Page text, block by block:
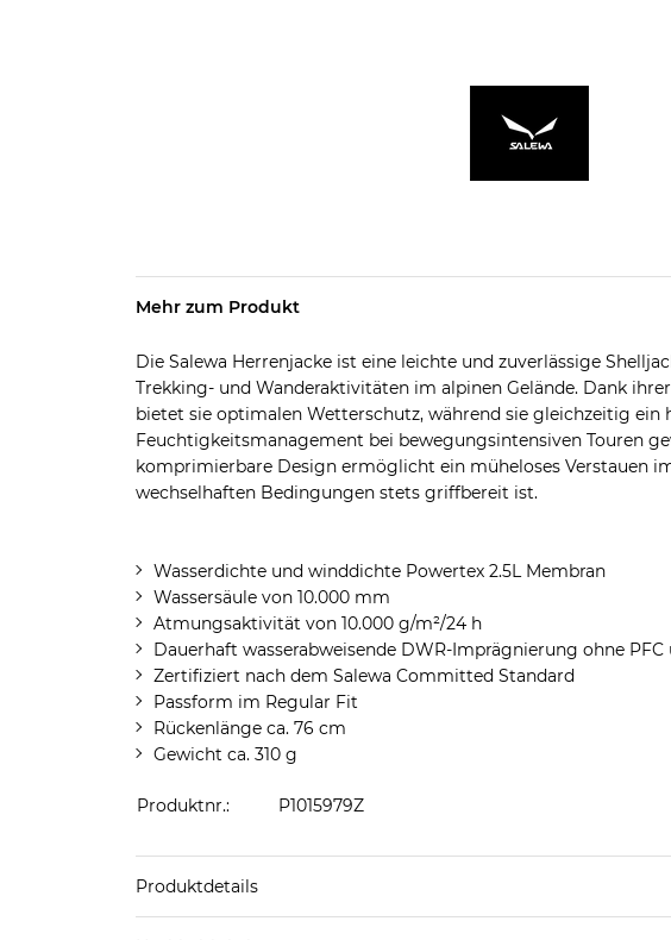
Mehr zum Produkt
Die Salewa Herrenjacke ist eine leichte und zuverlässige
Trekking- und Wanderaktivitäten im alpinen Gelände. Dank
bietet sie optimalen Wetterschutz, während sie gleichzeitig ein
Feuchtigkeitsmanagement bei bewegungsintensiven Touren
komprimierbare Design ermöglicht ein müheloses Verstauen
wechselhaften Bedingungen stets griffbereit ist.
Wasserdichte und winddichte Powertex 2.5L Membran
Wassersäule von 10.000 mm
Atmungsaktivität von 10.000 g/m²/24 h
Dauerhaft wasserabweisende DWR-Imprägnierung ohne PFC
Zertifiziert nach dem Salewa Committed Standard
Passform im Regular Fit
Rückenlänge ca. 76 cm
Gewicht ca. 310 g
Produktnr.: P1015979Z
Produktdetails